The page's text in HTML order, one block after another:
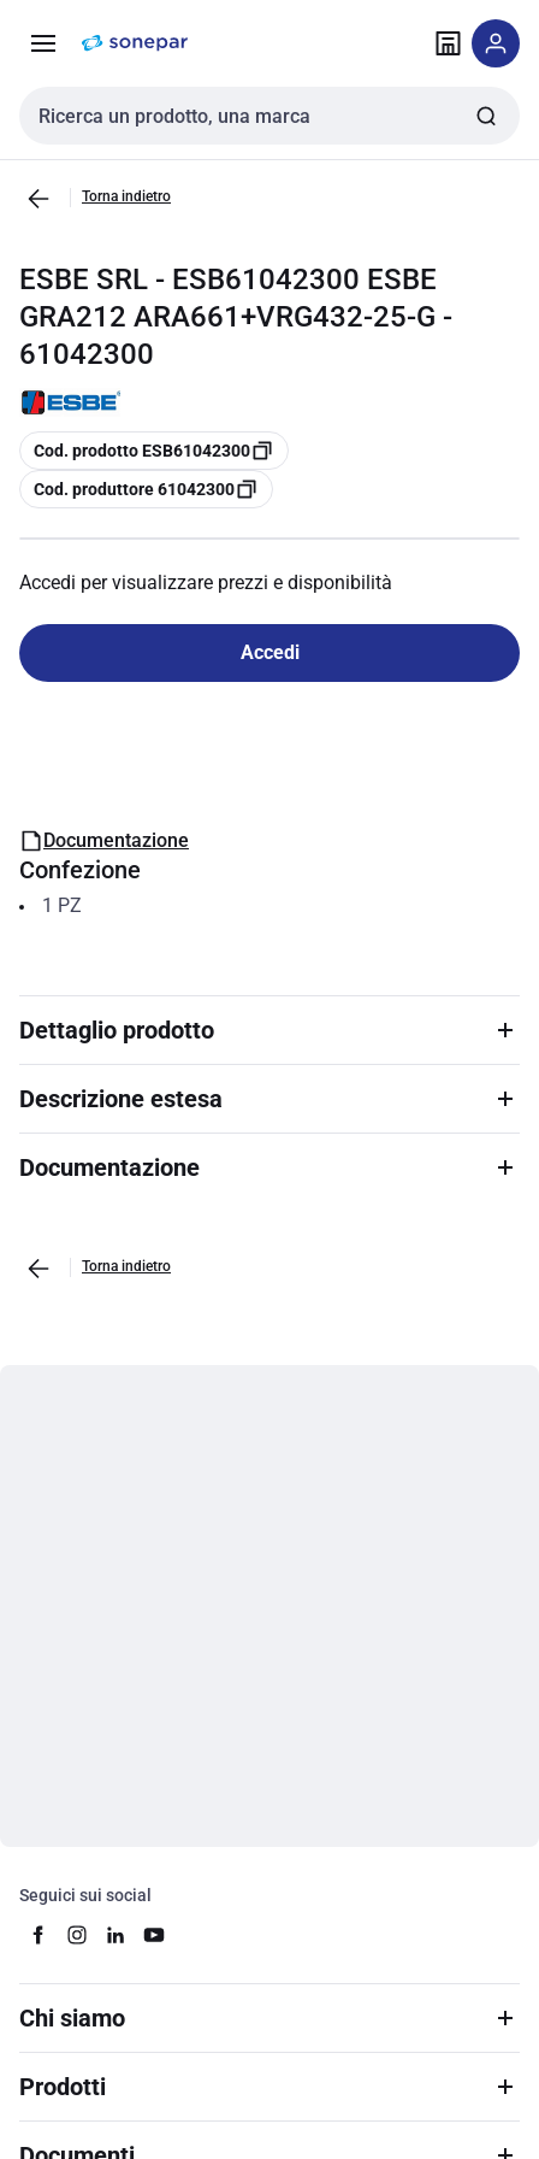
navigazione alla
Cerca input
Torna indietro
ESBE SRL - ESB61042300 ESBE
GRA212 ARA661+VRG432-25-G -
61042300
copia
Cod. prodotto ESB61042300
copia
Cod. produttore 61042300
Accedi per visualizzare prezzi e disponibilità
Accedi
Documentazione
Confezione
1 PZ
Dettaglio prodotto
Descrizione estesa
Documentazione
Torna indietro
Seguici sui social
Chi siamo
Prodotti